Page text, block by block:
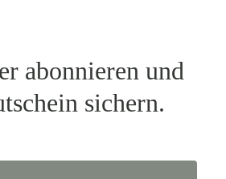
abonnieren und
sichern.